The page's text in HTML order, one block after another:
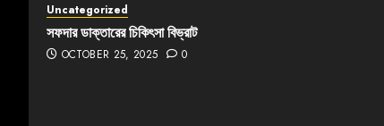
Uncategorized
সফদার ডাক্তারের চিকিৎসা বিভ্রাট
OCTOBER 25, 2025 0